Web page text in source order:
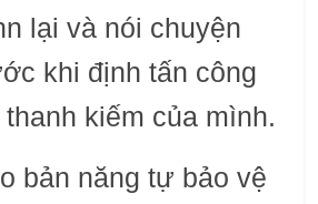
lại và nói chuyện
khi định tấn công
kiếm của mình.
bản năng tự bảo vệ